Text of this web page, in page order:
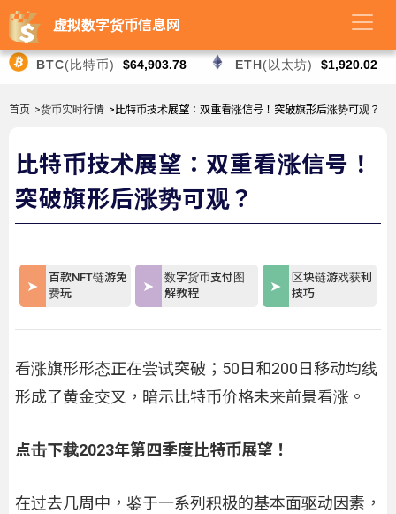
虚拟数字货币信息网
BTC(比特币) $64,903.78 ETH(以太坊) $1,920.02
首页 >货币实时行情 >比特币技术展望：双重看涨信号！突破旗形后涨势可观？
比特币技术展望：双重看涨信号！
突破旗形后涨势可观？
百款NFT链游免
费玩
数字货币支付图
解教程
区块链游戏获利
技巧
看涨旗形形态正在尝试突破；50日和200日移动均线
形成了黄金交叉，暗示比特币价格未来前景看涨。
点击下载2023年第四季度比特币展望！
在过去几周中，鉴于一系列积极的基本面驱动因素，